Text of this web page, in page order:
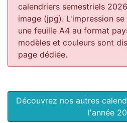
calendriers semestriels
image (jpg). L'impression
une feuille A4 au format
modèles et couleurs sont
page dédiée.
Découvrez nos autres
l'année